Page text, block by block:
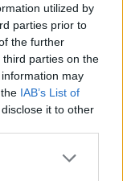
utilized by
parties prior to
the further
parties on the
may
IAB’s List of
it to other
ecológico del